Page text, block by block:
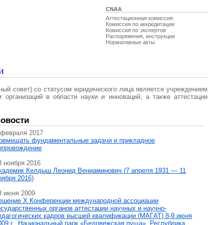
CNAA
Аттестационная комиссия
Комиссия по аккредитации
Комиссия по экспертов
Распоряжения, инструкции
Нормативные акты
совет) со статусом юридического лица является учреждением
организаций в области науки и инноваций, а также аттестации
2017
фундаментальные задачи и прикладное
ноября 2016
Келдыш Леонид Вениаминович (7 апреля 1931 — 11
2016)
июня 2009
X Конференции международной ассоциации
органов аттестации научных и научно-
кадров высшей квалификации (МАГAT) 8-9 июня
г., Национальный парк «Беловежская пуща», Республика